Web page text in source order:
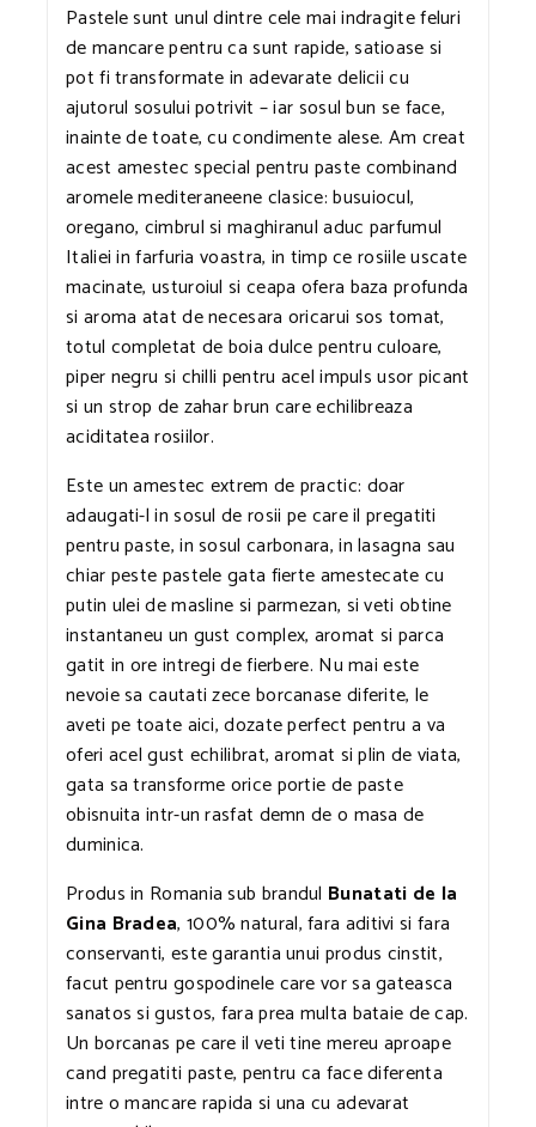
Pastele sunt unul dintre cele mai indragite feluri
de mancare pentru ca sunt rapide, satioase si
pot fi transformate in adevarate delicii cu
ajutorul sosului potrivit – iar sosul bun se face,
inainte de toate, cu condimente alese. Am creat
acest amestec special pentru paste combinand
aromele mediteraneene clasice: busuiocul,
oregano, cimbrul si maghiranul aduc parfumul
Italiei in farfuria voastra, in timp ce rosiile uscate
macinate, usturoiul si ceapa ofera baza profunda
si aroma atat de necesara oricarui sos tomat,
totul completat de boia dulce pentru culoare,
piper negru si chilli pentru acel impuls usor picant
si un strop de zahar brun care echilibreaza
aciditatea rosiilor.
Este un amestec extrem de practic: doar
adaugati-l in sosul de rosii pe care il pregatiti
pentru paste, in sosul carbonara, in lasagna sau
chiar peste pastele gata fierte amestecate cu
putin ulei de masline si parmezan, si veti obtine
instantaneu un gust complex, aromat si parca
gatit in ore intregi de fierbere. Nu mai este
nevoie sa cautati zece borcanase diferite, le
aveti pe toate aici, dozate perfect pentru a va
oferi acel gust echilibrat, aromat si plin de viata,
gata sa transforme orice portie de paste
obisnuita intr-un rasfat demn de o masa de
duminica.
Produs in Romania sub brandul Bunatati de la
Gina Bradea, 100% natural, fara aditivi si fara
conservanti, este garantia unui produs cinstit,
facut pentru gospodinele care vor sa gateasca
sanatos si gustos, fara prea multa bataie de cap.
Un borcanas pe care il veti tine mereu aproape
cand pregatiti paste, pentru ca face diferenta
intre o mancare rapida si una cu adevarat